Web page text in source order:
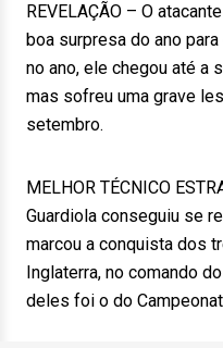
REVELAÇÃO – O
boa surpresa do ano
no ano, ele chegou até a
mas sofreu uma grave
setembro.
MELHOR TÉCNICO
Guardiola conseguiu se
marcou a conquista dos
Inglaterra, no comando
deles foi o do